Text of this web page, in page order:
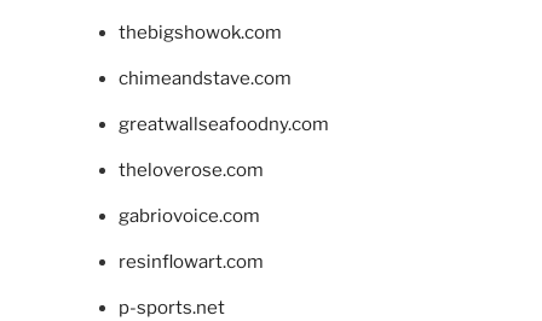
thebigshowok.com
chimeandstave.com
greatwallseafoodny.com
theloverose.com
gabriovoice.com
resinflowart.com
p-sports.net